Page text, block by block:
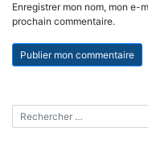
Enregistrer mon nom, mon e-
prochain commentaire.